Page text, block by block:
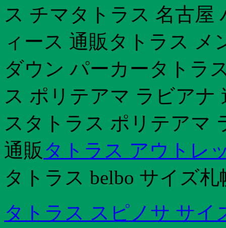
ス チマタトラス 名古屋
ィース 通販タトラス
ダウン パーカータトラ
ス ポリテアマ ラビアナ
スタトラス ポリテアマ
通販 タトラス アウトレ
タトラス belbo サイズ
タトラス スピノサ サイ